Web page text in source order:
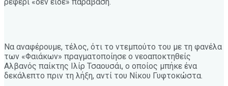
Να αναφέρουμε, τέλος, ότι το ντεμπούτο του με τη φανέλα
των «Φαιάκων» πραγματοποίησε ο νεοαποκτηθείς
Αλβανός παίκτης Ιλίρ Τσαουσάι, ο οποίος μπήκε ένα
δεκάλεπτο πριν τη λήξη, αντί του Νίκου Γυφτοκώστα.